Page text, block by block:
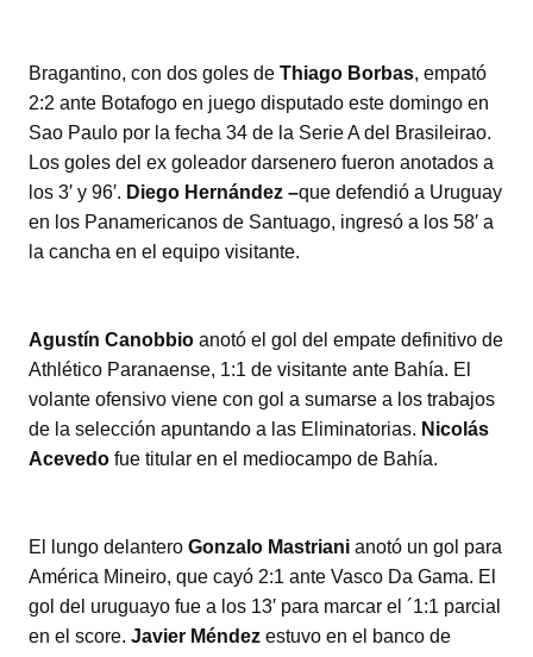
Bragantino, con dos goles de Thiago Borbas, empató
2:2 ante Botafogo en juego disputado este domingo en
Sao Paulo por la fecha 34 de la Serie A del Brasileirao.
Los goles del ex goleador darsenero fueron anotados a
los 3′ y 96′. Diego Hernández –que defendió a Uruguay
en los Panamericanos de Santuago, ingresó a los 58′ a
la cancha en el equipo visitante.
Agustín Canobbio anotó el gol del empate definitivo de
Athlético Paranaense, 1:1 de visitante ante Bahía. El
volante ofensivo viene con gol a sumarse a los trabajos
de la selección apuntando a las Eliminatorias. Nicolás
Acevedo fue titular en el mediocampo de Bahía.
El lungo delantero Gonzalo Mastriani anotó un gol para
América Mineiro, que cayó 2:1 ante Vasco Da Gama. El
gol del uruguayo fue a los 13′ para marcar el ´1:1 parcial
en el score. Javier Méndez estuvo en el banco de